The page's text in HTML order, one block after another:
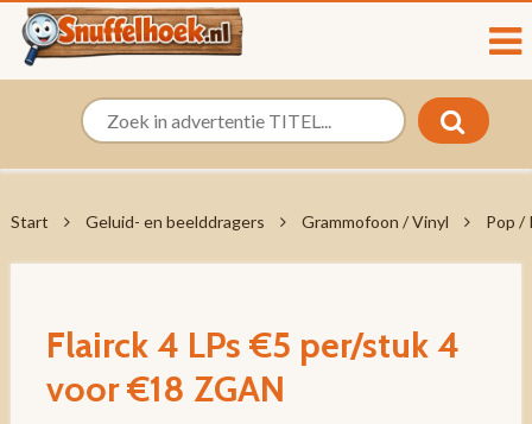
Start Geluid- en beelddragers Grammofoon / Vinyl Pop /
Flairck 4 LPs €5 per/stuk 4
voor €18 ZGAN